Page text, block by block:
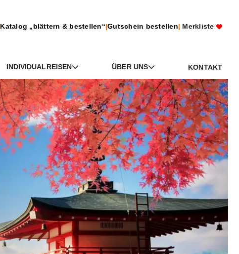
Katalog „blättern & bestellen“|Gutschein bestellen| Merkliste
INDIVIDUALREISEN ÜBER UNS KONTAKT